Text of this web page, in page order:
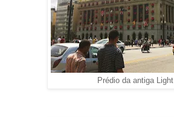
Prédio da antiga Light